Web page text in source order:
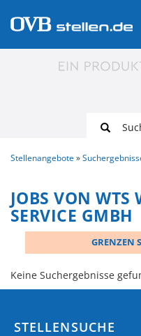
Stellenangebote
JOBS VON WTS
SERVICE GMBH
GRENZEN
Keine Suchergebnisse
STELLENSUCHE